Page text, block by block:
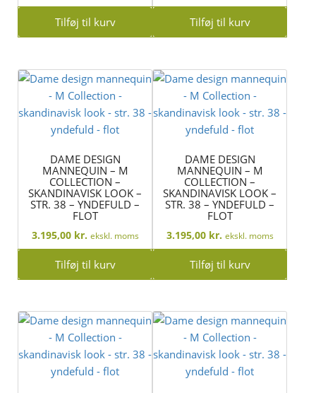
Tilføj til kurv Tilføj til kurv
DAME DESIGN
MANNEQUIN – M
COLLECTION –
SKANDINAVISK LOOK –
STR. 38 – YNDEFULD –
FLOT
3.195,00 kr. ekskl. moms
Tilføj til kurv
DAME DESIGN
MANNEQUIN – M
COLLECTION –
SKANDINAVISK LOOK –
STR. 38 – YNDEFULD –
FLOT
3.195,00 kr. ekskl. moms
Tilføj til kurv